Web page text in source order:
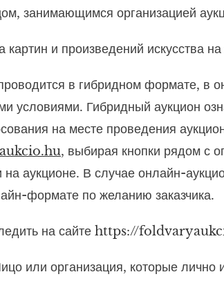
занимающимся организацией
картин и произведений искусства
в гибридном формате, в
условиями. Гибридный аукцион
на месте проведения
, выбирая кнопки рядом с
на аукционе. В случае онлайн-
формате по желанию заказчика.
на сайте https://
или организация, которые лично